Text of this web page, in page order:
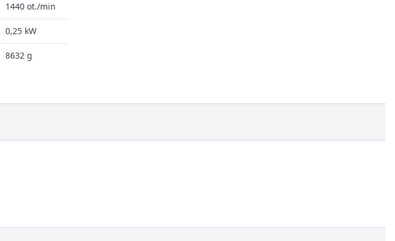
1440 ot./min
0,25 kW
8632 g